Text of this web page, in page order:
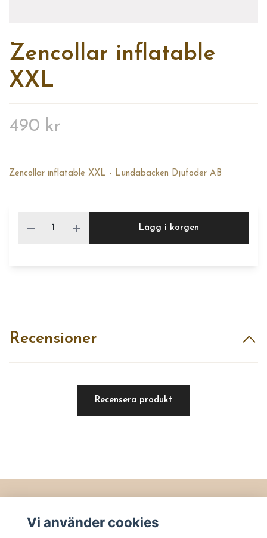
Zencollar inflatable
XXL
490 kr
Zencollar inflatable XXL - Lundabacken Djufoder AB
Lägg i korgen
Recensioner
Recensera produkt
Köpvillkor
Vi använder cookies